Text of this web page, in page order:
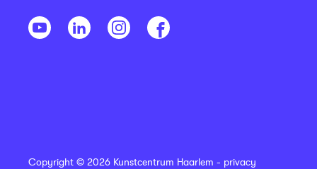
Copyright © 2026 Kunstcentrum Haarlem - privacy